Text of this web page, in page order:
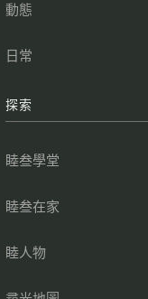
動態
日常
探索
睦叁學堂
睦叁在家
睦人物